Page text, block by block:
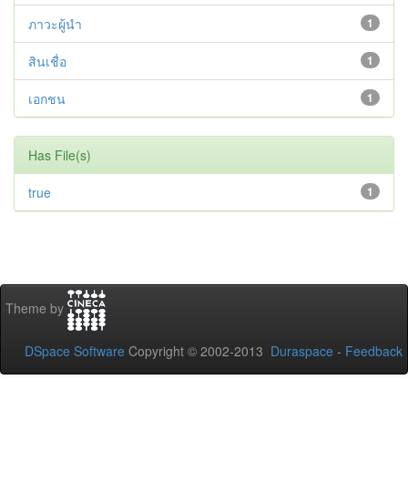
1
ภาวะผู้นำ
1
สินเชื่อ
1
เอกชน
Has File(s)
1
true
Theme by
DSpace Software Copyright © 2002-2013 Duraspace - Feedback